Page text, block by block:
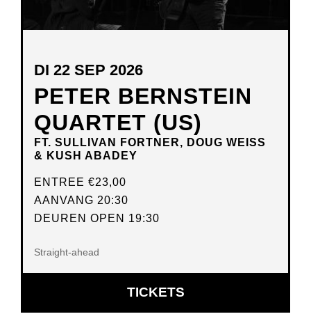
PETER BERNSTEIN
QUARTET (US)
FT. SULLIVAN FORTNER, DOUG WEISS
& KUSH ABADEY
DI 22 SEP 2026
ENTREE €23,00
AANVANG 20:30
DEUREN OPEN 19:30
Straight-ahead
TICKETSOPENT
IN